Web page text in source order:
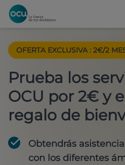
OFERTA EXCLUSIVA : 2€/2
Prueba los
OCU por 2€ y
regalo de
Obtendrás
con los diferentes